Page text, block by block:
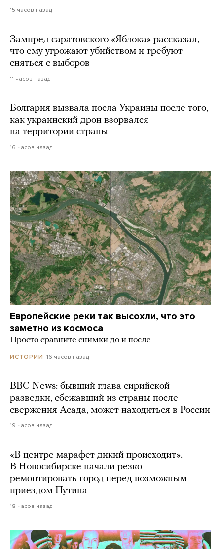
15 часов назад
Зампред саратовского «Яблока» рассказал,
что ему угрожают убийством и требуют
сняться с выборов
11 часов назад
Болгария вызвала посла Украины после того,
как украинский дрон взорвался
на территории страны
16 часов назад
Европейские реки так высохли, что это
заметно из космоса
Просто сравните снимки до и после
ИСТОРИИ 16 часов назад
BBC News: бывший глава сирийской
разведки, сбежавший из страны после
свержения Асада, может находиться в России
19 часов назад
«В центре марафет дикий происходит».
В Новосибирске начали резко
ремонтировать город перед возможным
приездом Путина
18 часов назад